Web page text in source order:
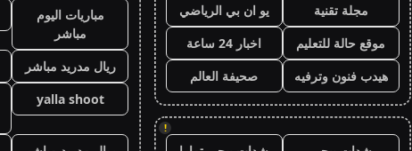
مجلة تقنية
يو ان بي الرياضي
موقع حالة للتعليم
اخبار 24 ساعة
هيدب فنون وترفيه
صحيفة العالم
!
مباريات اليوم
مباشر
ريال مدريد مباشر
yalla shoot